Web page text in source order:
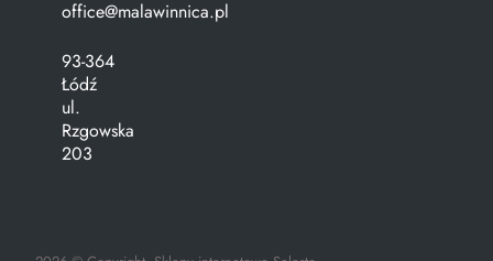
office@malawinnica.pl
93-364
Łódź
ul.
Rzgowska
203